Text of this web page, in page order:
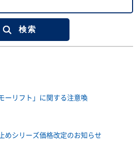
ーリフト」に関する注意喚
めシリーズ価格改定のお知らせ